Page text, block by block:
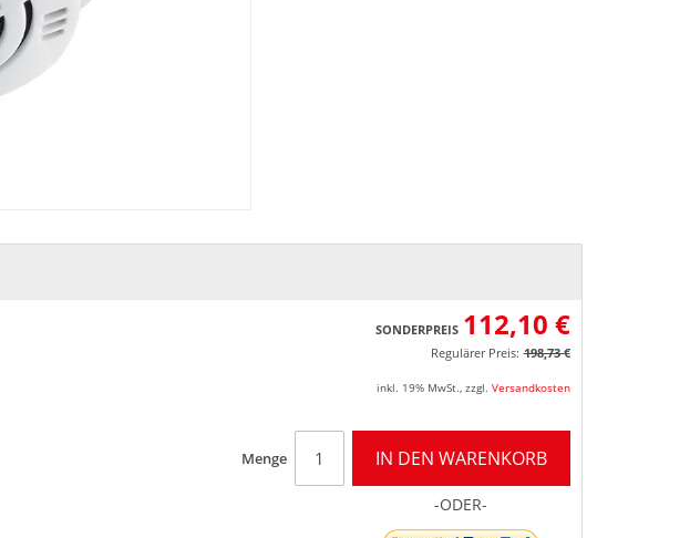
SONDERPREIS 112,10 €
Regulärer Preis: 198,73 €
inkl. 19% MwSt. zzgl. Versandkosten
Menge IN DEN WARENKORB
-ODER-